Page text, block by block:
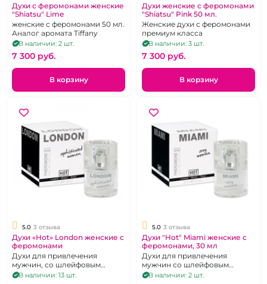
Духи с феромонами женские
"Shiatsu" Lime
женские с феромонами 50 мл.
Аналог аромата Tiffany
В наличии: 2 шт.
7 300 pуб.
В корзину
Духи женские с феромонами
"Shiatsu" Pink 50 мл.
Женские духи с феромонами
премиум класса
В наличии: 3 шт.
7 300 pуб.
В корзину
5.0 3 отзыва
Духи «Hot» London женские с
феромонами
Духи для привлечения
мужчин, со шлейфовым
ароматом, высоко
В наличии: 13 шт.
5.0 3 отзыва
Духи "Hot" Miami женские с
феромонами, 30 мл
Духи для привлечения
мужчин со шлейфовым
ароматом, 30 мл.
В наличии: 2 шт.